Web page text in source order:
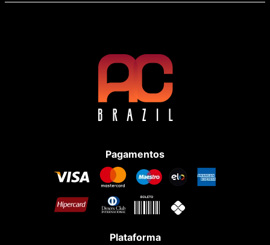
Pagamentos
Plataforma